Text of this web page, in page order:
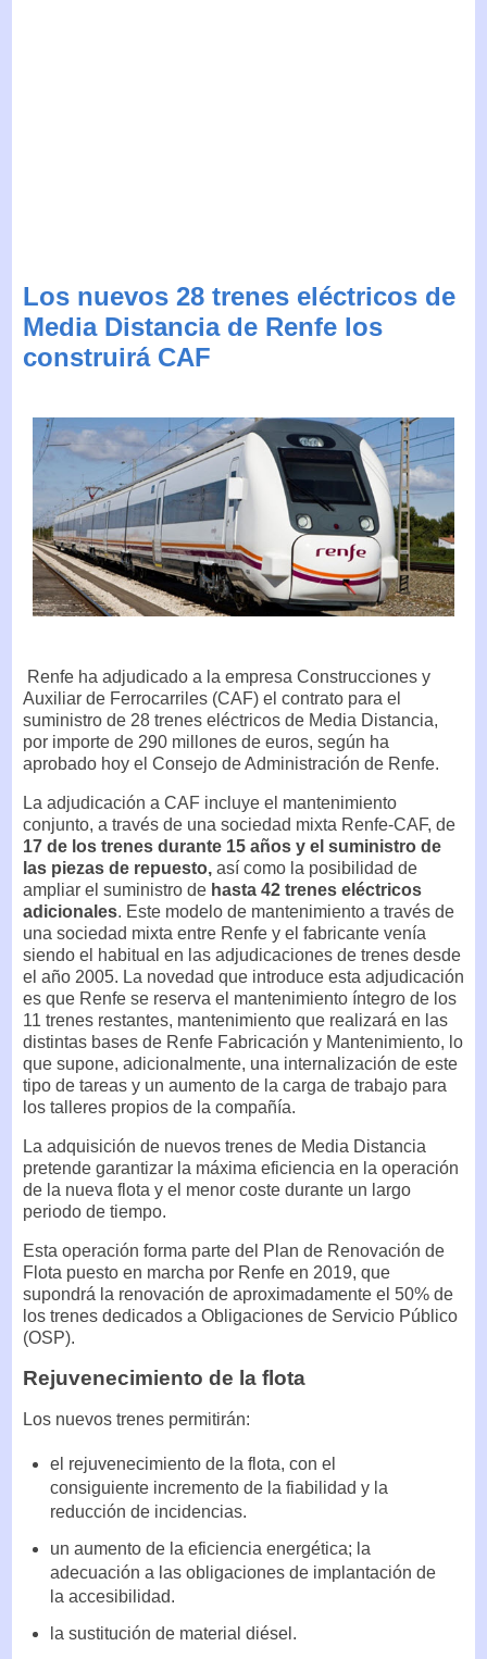
Los nuevos 28 trenes eléctricos de
Media Distancia de Renfe los
construirá CAF
Renfe ha adjudicado a la empresa Construcciones y
Auxiliar de Ferrocarriles (CAF) el contrato para el
suministro de 28 trenes eléctricos de Media Distancia,
por importe de 290 millones de euros, según ha
aprobado hoy el Consejo de Administración de Renfe.
La adjudicación a CAF incluye el mantenimiento
conjunto, a través de una sociedad mixta Renfe-CAF, de
17 de los trenes durante 15 años y el suministro de
las piezas de repuesto, así como la posibilidad de
ampliar el suministro de hasta 42 trenes eléctricos
adicionales. Este modelo de mantenimiento a través de
una sociedad mixta entre Renfe y el fabricante venía
siendo el habitual en las adjudicaciones de trenes desde
el año 2005. La novedad que introduce esta adjudicación
es que Renfe se reserva el mantenimiento íntegro de los
11 trenes restantes, mantenimiento que realizará en las
distintas bases de Renfe Fabricación y Mantenimiento, lo
que supone, adicionalmente, una internalización de este
tipo de tareas y un aumento de la carga de trabajo para
los talleres propios de la compañía.
La adquisición de nuevos trenes de Media Distancia
pretende garantizar la máxima eficiencia en la operación
de la nueva flota y el menor coste durante un largo
periodo de tiempo.
Esta operación forma parte del Plan de Renovación de
Flota puesto en marcha por Renfe en 2019, que
supondrá la renovación de aproximadamente el 50% de
los trenes dedicados a Obligaciones de Servicio Público
(OSP).
Rejuvenecimiento de la flota
Los nuevos trenes permitirán:
el rejuvenecimiento de la flota, con el
consiguiente incremento de la fiabilidad y la
reducción de incidencias.
un aumento de la eficiencia energética; la
adecuación a las obligaciones de implantación de
la accesibilidad.
la sustitución de material diésel.